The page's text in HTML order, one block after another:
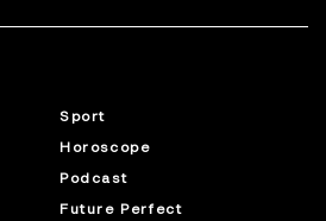
Sport
Horoscope
Podcast
Future Perfect